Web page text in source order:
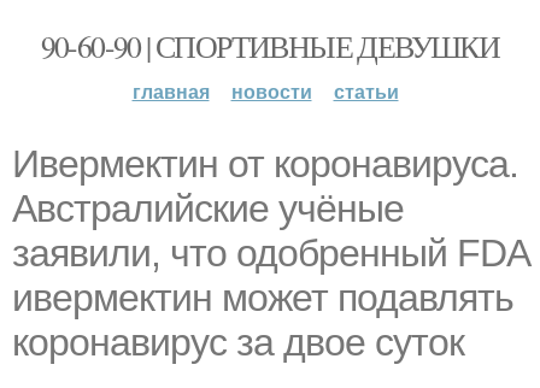
90-60-90 | СПОРТИВНЫЕ ДЕВУШКИ
главная новости статьи
Ивермектин от коронавируса.
Австралийские учёные
заявили, что одобренный FDA
ивермектин может подавлять
коронавирус за двое суток